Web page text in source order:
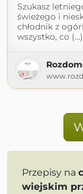
Szukasz
świeżego i
chłodnik z
wszystko, co (...)
Przepisy na
wiejskim